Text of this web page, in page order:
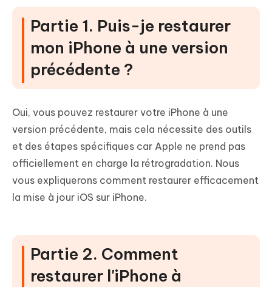
Partie 1. Puis-je restaurer
mon iPhone à une version
précédente ?
Oui, vous pouvez restaurer votre iPhone à une
version précédente, mais cela nécessite des outils
et des étapes spécifiques car Apple ne prend pas
officiellement en charge la rétrogradation. Nous
vous expliquerons comment restaurer efficacement
la mise à jour iOS sur iPhone.
Partie 2. Comment
restaurer l'iPhone à